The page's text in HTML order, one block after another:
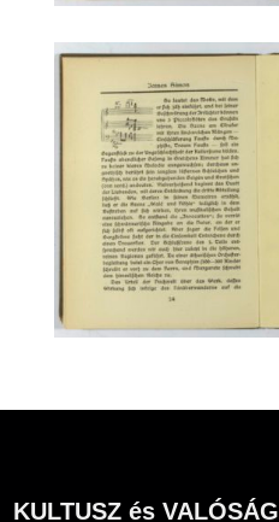
KULTUSZ és VALÓSÁG